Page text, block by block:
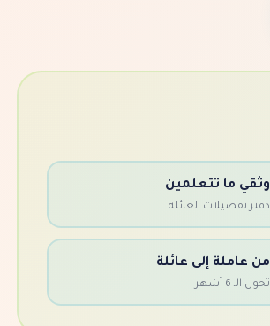
وثقي ما تتعلمين
دفتر تفضيلات العائلة
من عاملة إلى عائلة
تحول الـ 6 أشهر